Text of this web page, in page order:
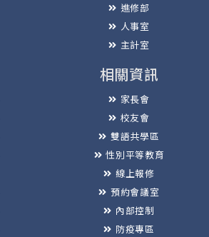
進修部
人事室
主計室
相關資訊
家長會
校友會
雙語共學區
性別平等教育
線上報修
預約會議室
內部控制
防疫專區